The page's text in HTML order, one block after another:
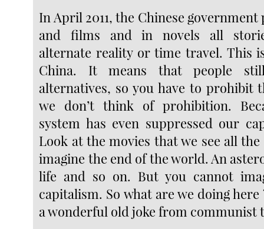
In April 2011, the Chinese
and films and in novels all
alternate reality or time travel. This
China. It means that people
alternatives, so you have to prohibit
we don’t think of prohibition.
system has even suppressed our
Look at the movies that we see all the
imagine the end of the world. An
life and so on. But you cannot
capitalism. So what are we doing
a wonderful old joke from communist